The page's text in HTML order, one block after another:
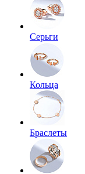
Серьги
Кольца
Браслеты